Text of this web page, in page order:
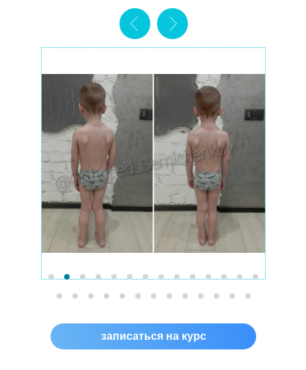
записаться на курс
•⁠ ⁠закрыла все пробелы в знаниях по
интегративной работе с детьми;
•⁠ ⁠изменила методику занятий, сделав
их более результативными;
•⁠ ⁠увеличила средний чек своих занятий
в 2 раза;
•⁠ ⁠начала собирать собственную
команду тренеров.
В эфире Анастасия поделилась:
•⁠ ⁠Как изменился ее подход к работе во время
и после обучения
•⁠ ⁠Почему специалист по двигательной
коррекции востребован в любом городе
•⁠ ⁠Как новые знания помогли выйти на другой
уровень дохода
медицины